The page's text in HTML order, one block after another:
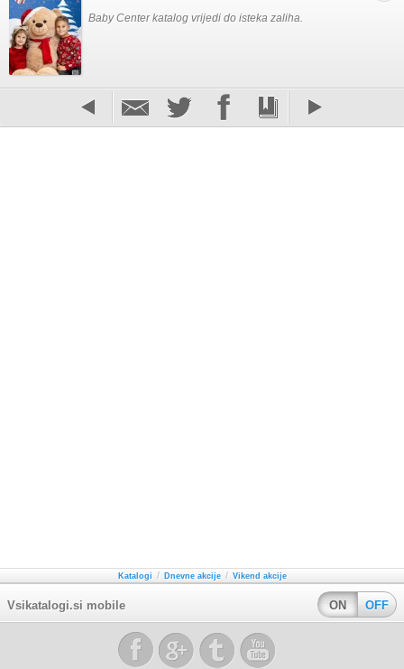
Baby Center katalog vrijedi do isteka zaliha.
Katalogi / Dnevne akcije / Vikend akcije
Vsikatalogi.si mobile ON OFF